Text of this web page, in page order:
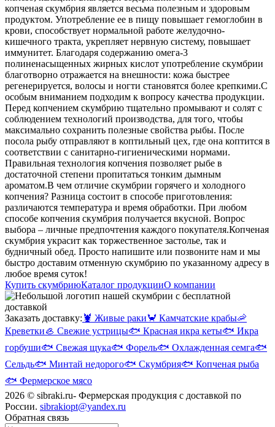
копченая скумбрия является весьма полезным и здоровым
продуктом. Употребление ее в пищу повышает гемоглобин в
крови, способствует нормальной работе желудочно-
кишечного тракта, укрепляет нервную систему, повышает
иммунитет. Благодаря содержанию омега-3
полиненасыщенных жирных кислот употребление скумбрии
благотворно отражается на внешности: кожа быстрее
регенерируется, волосы и ногти становятся более крепкими.С
особым вниманием подходим к вопросу качества продукции.
Перед копчением скумбрию тщательно промывают и солят с
соблюдением технологий производства, для того, чтобы
максимально сохранить полезные свойства рыбы. После
посола рыбу отправляют в коптильный цех, где она коптится в
соответствии с санитарно-гигиеническими нормами.
Правильная технология копчения позволяет рыбе в
достаточной степени пропитаться тонким дымным
ароматом.В чем отличие скумбрии горячего и холодного
копчения? Разница состоит в способе приготовления:
различаются температура и время обработки. При любом
способе копчения скумбрия получается вкусной. Вопрос
выбора – личные предпочтения каждого покупателя.Копченая
скумбрия украсит как торжественное застолье, так и
будничный обед. Просто напишите или позвоните нам и мы
быстро доставим отменную скумбрию по указанному адресу в
любое время суток!
Купить скумбриюКаталог продукцииО компании
Заказать доставку: 🦞 Живые раки🦀 Камчатские крабы🦐
Креветки🦪 Свежие устрицы🐟 Красная икра кеты🐟 Икра
горбуши🐟 Свежая щука🐟 Форель🐟 Охлажденная семга🐟
Сельдь🐟 Минтай недорого🐟 Скумбрия🐟 Копченая рыба
🐟 Фермерское мясо
2026 © sibraki.ru- Фермерская продукция с доставкой по
России. sibrakiopt@yandex.ru
Обратная связь